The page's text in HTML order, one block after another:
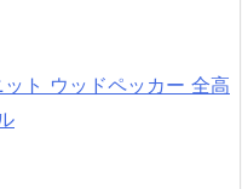
ト ウッドペッカー 全高